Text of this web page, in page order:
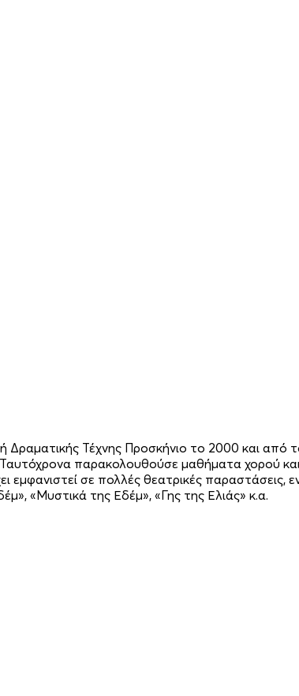
Τέχνης Προσκήνιο το 2000 και από
παρακολουθούσε μαθήματα χορού
εμφανιστεί σε πολλές θεατρικές παραστάσεις,
«Μυστικά της Εδέμ», «Γης της Ελιάς» κ.α.